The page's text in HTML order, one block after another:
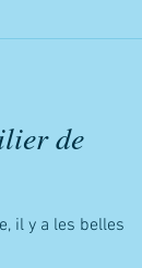
de
il y a les belles